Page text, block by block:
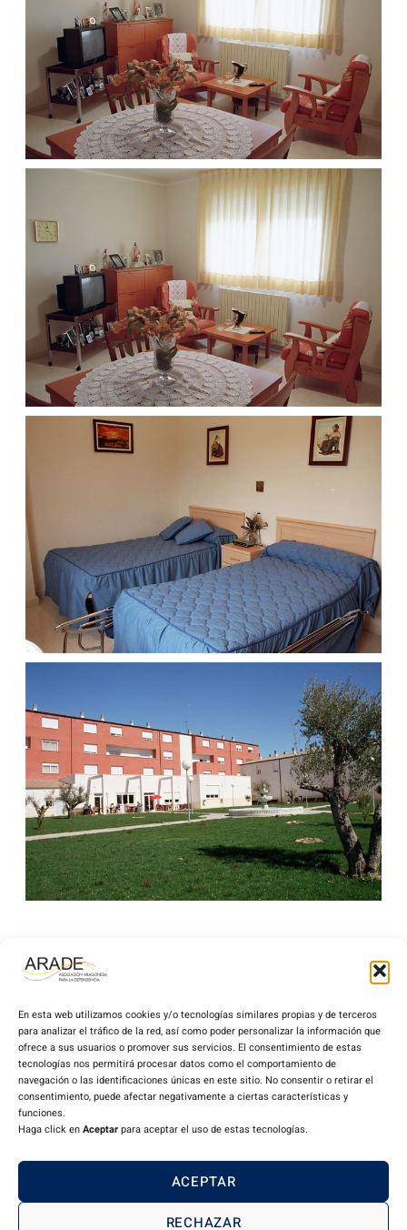
En esta web utilizamos cookies y/o tecnologías similares propias y de terceros
para analizar el tráfico de la red, así como poder personalizar la información que
ofrece a sus usuarios o promover sus servicios. El consentimiento de estas
tecnologías nos permitirá procesar datos como el comportamiento de
navegación o las identificaciones únicas en este sitio. No consentir o retirar el
consentimiento, puede afectar negativamente a ciertas características y
funciones.
Haga click enAceptarpara aceptar el uso de estas tecnologías.
ACEPTAR
RECHAZAR
Aviso Legal Declaración de accesibilidad